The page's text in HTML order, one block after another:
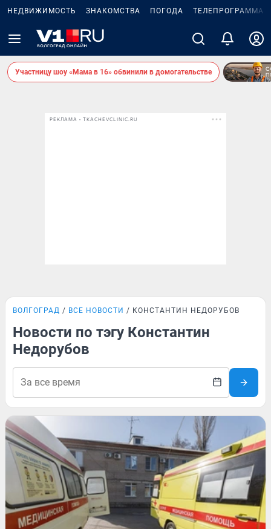
НЕДВИЖИМОСТЬ ЗНАКОМСТВА ПОГОДА ТЕЛЕПРОГРАММА
Участницу шоу «Мама в 16» обвинили в домогательстве
РЕКЛАМА • TKACHEVCLINIC.RU
ВОЛГОГРАД ВСЕ НОВОСТИ КОНСТАНТИН НЕДОРУБОВ
Новости по тэгу Константин
Недорубов